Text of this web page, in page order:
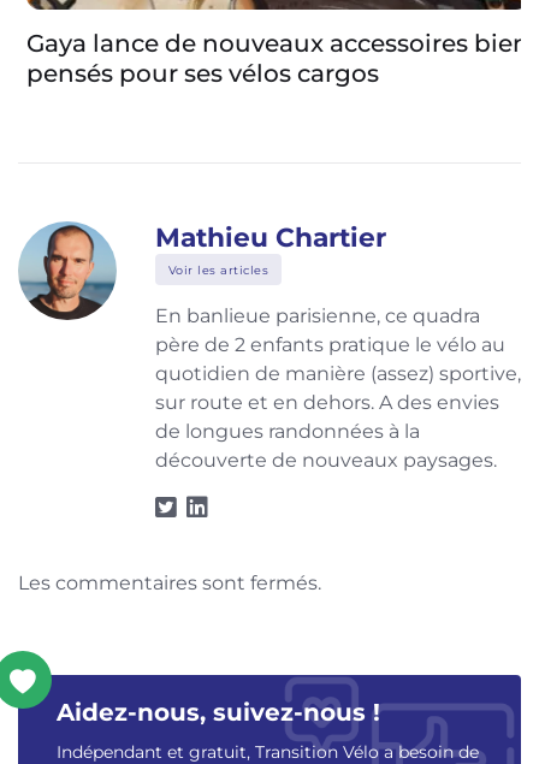
Gaya lance de nouveaux accessoires bien
pensés pour ses vélos cargos
Mathieu Chartier
Voir les articles
En banlieue parisienne, ce quadra
père de 2 enfants pratique le vélo au
quotidien de manière (assez) sportive,
sur route et en dehors. A des envies
de longues randonnées à la
découverte de nouveaux paysages.
Les commentaires sont fermés.
Aidez-nous, suivez-nous !
Indépendant et gratuit, Transition Vélo a besoin de